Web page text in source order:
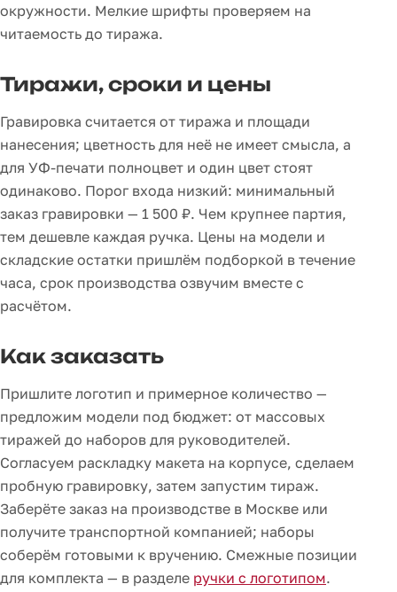
окружности. Мелкие шрифты проверяем на
читаемость до тиража.
Тиражи, сроки и цены
Гравировка считается от тиража и площади
нанесения; цветность для неё не имеет смысла, а
для УФ-печати полноцвет и один цвет стоят
одинаково. Порог входа низкий: минимальный
заказ гравировки — 1 500 ₽. Чем крупнее партия,
тем дешевле каждая ручка. Цены на модели и
складские остатки пришлём подборкой в течение
часа, срок производства озвучим вместе с
расчётом.
Как заказать
Пришлите логотип и примерное количество —
предложим модели под бюджет: от массовых
тиражей до наборов для руководителей.
Согласуем раскладку макета на корпусе, сделаем
пробную гравировку, затем запустим тираж.
Заберёте заказ на производстве в Москве или
получите транспортной компанией; наборы
соберём готовыми к вручению. Смежные позиции
для комплекта — в разделе ручки с логотипом.